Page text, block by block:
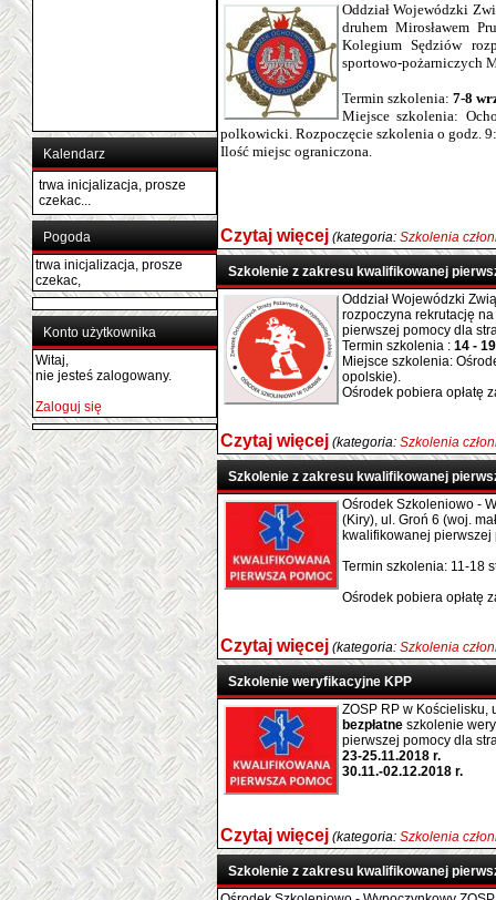
Kalendarz
trwa inicjalizacja, prosze
czekac...
Pogoda
trwa inicjalizacja, prosze
czekac,
Konto użytkownika
Witaj,
nie jesteś zalogowany.
Zaloguj się
Oddział Wojewódzki
druhem Mirosławem
Kolegium Sędziów
sportowo-pożarniczych
Termin szkolenia: 7-8
Miejsce szkolenia:
polkowicki. Rozpoczęcie szkolenia o godz.
Ilość miejsc ograniczona.
Czytaj więcej (kategoria: Szkolenia
Szkolenie z zakresu kwalifikowanej
Oddział Wojewódzki
rozpoczyna rekrutację
pierwszej pomocy dla
Termin szkolenia : 14 -
Miejsce szkolenia:
opolskie).
Ośrodek pobiera opłatę
Czytaj więcej (kategoria: Szkolenia
Szkolenie z zakresu kwalifikowanej
Ośrodek Szkoleniowo -
(Kiry), ul. Groń 6 (woj.
kwalifikowanej pierwszej
Termin szkolenia: 11-18
Ośrodek pobiera opłatę
Czytaj więcej (kategoria: Szkolenia
Szkolenie weryfikacyjne KPP
ZOSP RP w Kościelisku,
bezpłatne szkolenie
pierwszej pomocy dla
23-25.11.2018 r.
30.11.-02.12.2018 r.
Czytaj więcej (kategoria: Szkolenia
Szkolenie z zakresu kwalifikowanej